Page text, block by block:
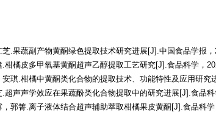
芝.果蔬副产物黄酮绿色提取技术研究进展[J].中国食品学报，
.柑橘皮多甲氧基黄酮超声乙醇提取工艺研究[J].食品科学，
安琪.柑橘中黄酮类化合物的提取技术、功能特性及应用研究
.超声声学效应在果蔬酚类化合物提取中的研究进展[J].食品
，郭箐.离子液体结合超声辅助萃取柑橘果皮黄酮[J].食品科